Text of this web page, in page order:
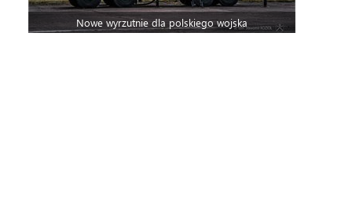
Nowe wyrzutnie dla polskiego wojska